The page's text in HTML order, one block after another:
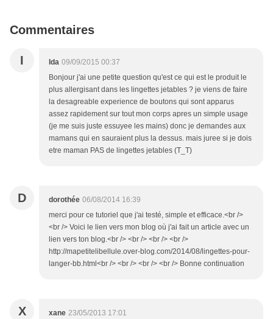
Commentaires
I Ida 09/09/2015 00:37
Bonjour j'ai une petite question qu'est ce qui est le produit le
plus allergisant dans les lingettes jetables ? je viens de faire
la desagreable experience de boutons qui sont apparus
assez rapidement sur tout mon corps apres un simple usage
(je me suis juste essuyee les mains) donc je demandes aux
mamans qui en sauraient plus la dessus. mais juree si je dois
etre maman PAS de lingettes jetables (T_T)
D dorothée 06/08/2014 16:39
merci pour ce tutoriel que j'ai testé, simple et efficace.<br />
<br /> Voici le lien vers mon blog où j'ai fait un article avec un
lien vers ton blog.<br /> <br /> <br /> <br />
http://mapetitelibellule.over-blog.com/2014/08/lingettes-pour-
langer-bb.html<br /> <br /> <br /> <br /> Bonne continuation
X xane 23/05/2013 17:01